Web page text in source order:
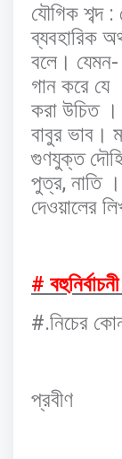
যৌগিক শব্দ:
ব্যবহারিক
বলে। যেমন-
গান করে যে
করা উচিত ।
বাবুর ভাব।
গুণযুক্ত
পুত্র, নাতি ।
দেওয়ালের
# বহুনির্বাচনী
#.নিচের
প্রবীণ